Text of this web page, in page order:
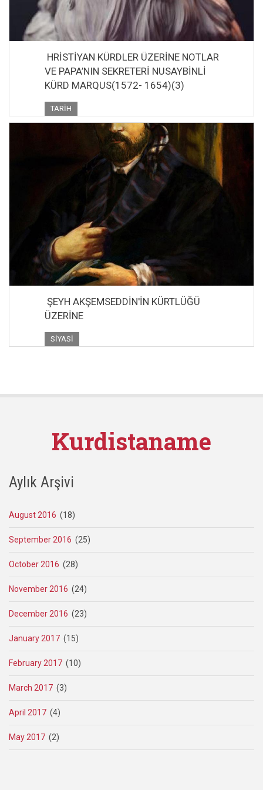
HRİSTİYAN KÜRDLER ÜZERİNE NOTLAR
VE PAPA’NIN SEKRETERİ NUSAYBİNLİ
KÜRD MARQUS(1572- 1654)(3)
TARIH
ŞEYH AKŞEMSEDDİN'İN KÜRTLÜĞÜ
ÜZERİNE
SIYASI
Kurdistaname
Aylık Arşivi
August 2016 (18)
September 2016 (25)
October 2016 (28)
November 2016 (24)
December 2016 (23)
January 2017 (15)
February 2017 (10)
March 2017 (3)
April 2017 (4)
May 2017 (2)